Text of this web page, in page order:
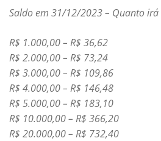
Saldo em 31/12/2023 – Quanto
R$ 1.000,00 – R$ 36,62
R$ 2.000,00 – R$ 73,24
R$ 3.000,00 – R$ 109,86
R$ 4.000,00 – R$ 146,48
R$ 5.000,00 – R$ 183,10
R$ 10.000,00 – R$ 366,20
R$ 20.000,00 – R$ 732,40